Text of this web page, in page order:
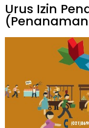
Urus Izin